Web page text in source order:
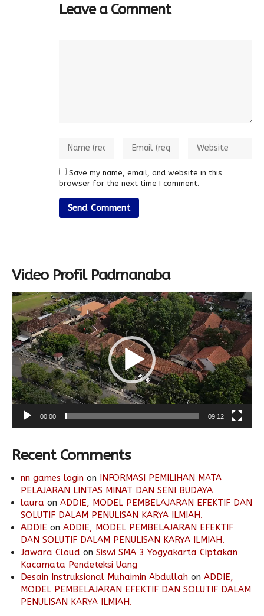
Leave a Comment
Save my name, email, and website in this
browser for the next time I comment.
Video Profil Padmanaba
Video
Player
00:00 09:12
Recent Comments
nn games login on INFORMASI PEMILIHAN MATA
PELAJARAN LINTAS MINAT DAN SENI BUDAYA
laura on ADDIE, MODEL PEMBELAJARAN EFEKTIF DAN
SOLUTIF DALAM PENULISAN KARYA ILMIAH.
ADDIE on ADDIE, MODEL PEMBELAJARAN EFEKTIF
DAN SOLUTIF DALAM PENULISAN KARYA ILMIAH.
Jawara Cloud on Siswi SMA 3 Yogyakarta Ciptakan
Kacamata Pendeteksi Uang
Desain Instruksional Muhaimin Abdullah on ADDIE,
MODEL PEMBELAJARAN EFEKTIF DAN SOLUTIF DALAM
PENULISAN KARYA ILMIAH.